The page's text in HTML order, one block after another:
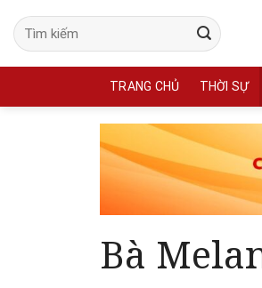
content
TRANG CHỦ THỜI SỰ
Bà